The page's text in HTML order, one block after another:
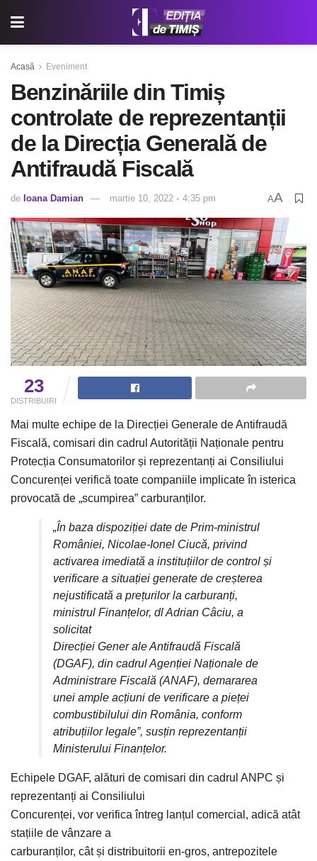
Acasă Eveniment
Benzinăriile din Timiș
controlate de reprezentanții
de la Direcția Generală de
Antifraudă Fiscală
de Ioana Damian martie 10, 2022 ◦ 4:35 pm AA
23
DISTRIBUIRI
Mai multe echipe de la Direcției Generale de Antifraudă
Fiscală, comisari din cadrul Autorității Naționale pentru
Protecția Consumatorilor și reprezentanți ai Consiliului
Concurenței verifică toate companiile implicate în isterica
provocată de „scumpirea” carburanților.
„În baza dispoziției date de Prim-ministrul
României, Nicolae-Ionel Ciucă, privind
activarea imediată a instituțiilor de control și
verificare a situației generate de creșterea
nejustificată a prețurilor la carburanți,
ministrul Finanțelor, dl Adrian Câciu, a
solicitat
Direcției Gener ale Antifraudă Fiscală
(DGAF), din cadrul Agenției Naționale de
Administrare Fiscală (ANAF), demararea
unei ample acțiuni de verificare a pieței
combustibilului din România, conform
atribuțiilor legale”, susțin reprezentanții
Ministerului Finanțelor.
Echipele DGAF, alături de comisari din cadrul ANPC și
reprezentanți ai Consiliului
Concurenței, vor verifica întreg lanțul comercial, adică atât
stațiile de vânzare a
carburanților, cât și distribuitorii en-gros, antrepozitele